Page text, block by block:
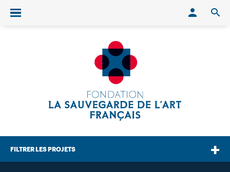
Ouvrir/fermer le menu
FILTRER LES PROJETS